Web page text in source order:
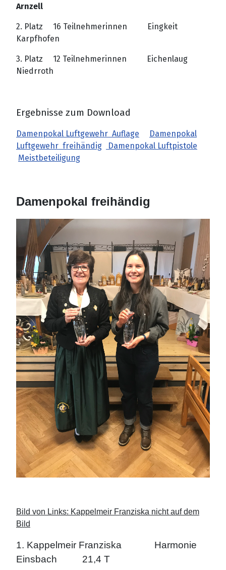
Arnzell
2. Platz 16 Teilnehmerinnen Eingkeit
Karpfhofen
3. Platz 12 Teilnehmerinnen Eichenlaug
Niedrroth
Ergebnisse zum Download
Damenpokal Luftgewehr Auflage
Damenpokal
Luftgewehr freihändig
Damenpokal Luftpistole
Meistbeteiligung
Damenpokal freihändig
Bild von Links: Kappelmeir Franziska nicht auf dem
Bild
1. Kappelmeir Franziska Harmonie
Einsbach 21,4 T